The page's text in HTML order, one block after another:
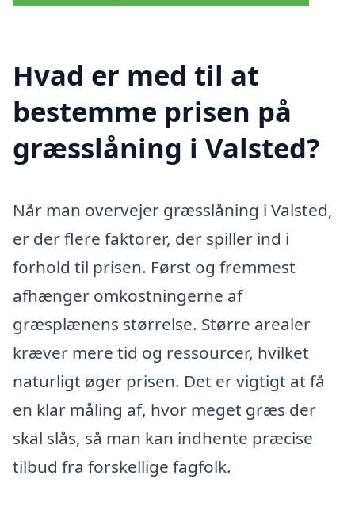
Hvad er med til at
bestemme prisen på
græsslåning i Valsted?
Når man overvejer græsslåning i Valsted,
er der flere faktorer, der spiller ind i
forhold til prisen. Først og fremmest
afhænger omkostningerne af
græsplænens størrelse. Større arealer
kræver mere tid og ressourcer, hvilket
naturligt øger prisen. Det er vigtigt at få
en klar måling af, hvor meget græs der
skal slås, så man kan indhente præcise
tilbud fra forskellige fagfolk.